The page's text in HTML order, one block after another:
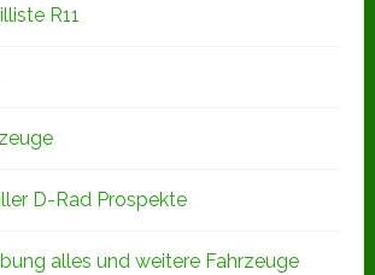
R11
D-Rad Prospekte
alles und weitere Fahrzeuge